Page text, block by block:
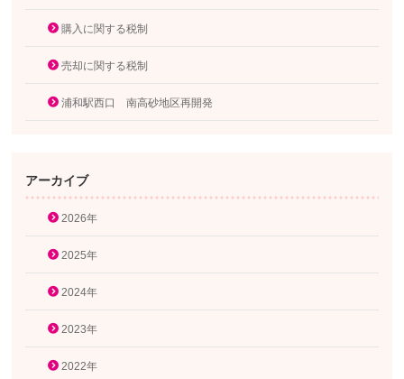
購入に関する税制
売却に関する税制
浦和駅西口 南高砂地区再開発
アーカイブ
2026年
2025年
2024年
2023年
2022年